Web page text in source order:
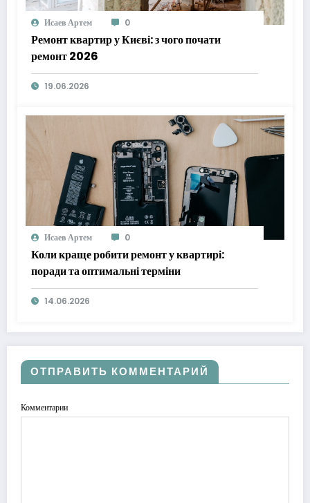
Исаев Артем 0
Ремонт квартир у Києві: з чого почати
ремонт 2026
19.06.2026
Исаев Артем 0
Коли краще робити ремонт у квартирі:
поради та оптимальні терміни
14.06.2026
ОТПРАВИТЬ КОММЕНТАРИЙ
Комментарии